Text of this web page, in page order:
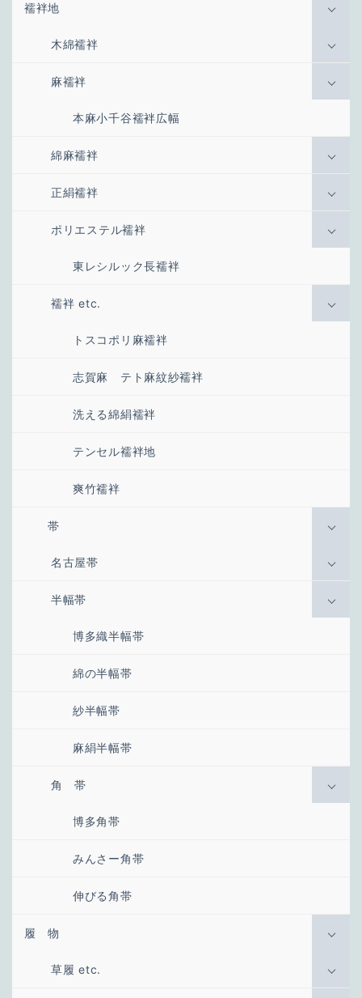
襦袢地
木綿襦袢
麻襦袢
本麻小千谷襦袢広幅
綿麻襦袢
正絹襦袢
ポリエステル襦袢
東レシルック長襦袢
襦袢 etc.
トスコポリ麻襦袢
志賀麻 テト麻紋紗襦袢
洗える綿絹襦袢
テンセル襦袢地
爽竹襦袢
帯
名古屋帯
半幅帯
博多織半幅帯
綿の半幅帯
紗半幅帯
麻絹半幅帯
角 帯
博多角帯
みんさー角帯
伸びる角帯
履 物
草履 etc.